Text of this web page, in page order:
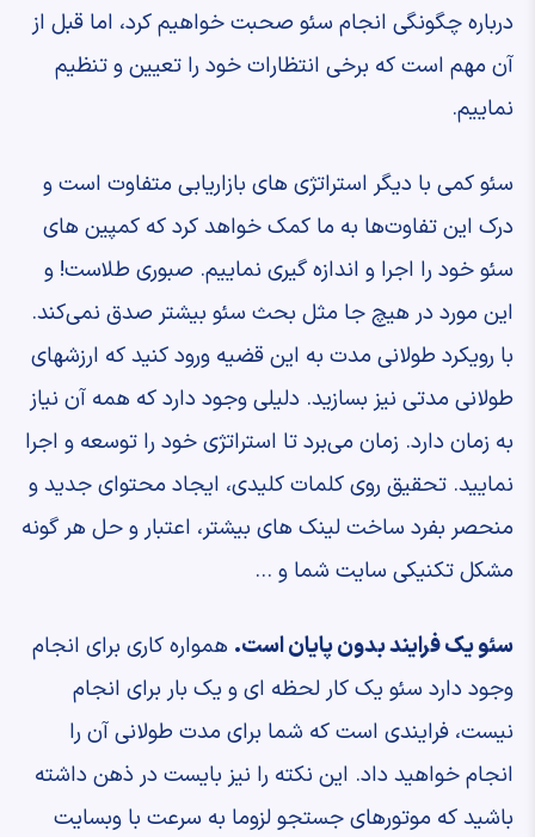
درباره چگونگی انجام سئو صحبت خواهیم کرد، اما قبل از
آن مهم است که برخی انتظارات خود را تعیین و تنظیم
نماییم.
سئو کمی با دیگر استراتژی های بازاریابی متفاوت است و
درک این تفاوت‌ها به ما کمک خواهد کرد که کمپین های
سئو خود را اجرا و اندازه گیری نماییم. صبوری طلاست! و
این مورد در هیچ جا مثل بحث سئو بیشتر صدق نمی‌کند.
با رویکرد طولانی مدت به این قضیه ورود کنید که ارزشهای
طولانی مدتی نیز بسازید. دلیلی وجود دارد که همه آن نیاز
به زمان دارد. زمان می‌برد تا استراتژی خود را توسعه و اجرا
نمایید. تحقیق روی کلمات کلیدی، ایجاد محتوای جدید و
منحصر بفرد ساخت لینک های بیشتر، اعتبار و حل هر گونه
مشکل تکنیکی سایت شما و …
سئو یک فرایند بدون پایان است.همواره کاری برای انجام
وجود دارد سئو یک کار لحظه ای و یک بار برای انجام
نیست، فرایندی است که شما برای مدت طولانی آن را
انجام خواهید داد. این نکته را نیز بایست در ذهن داشته
باشید که موتورهای جستجو لزوما به سرعت با وبسایت